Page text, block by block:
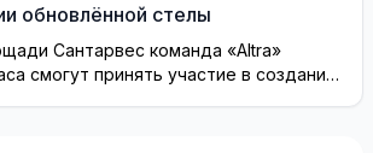
обновлённой стелы
Сантарвес команда «Altra»
смогут принять участие в создании